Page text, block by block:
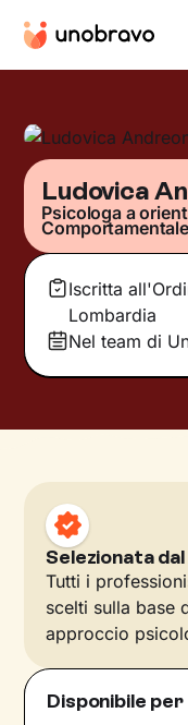
Ludovica
Psicologa a
Comportamentale
Iscritta
Lombardia
Nel team di
Selezionata
Tutti i
scelti sulla base
approccio
Disponibile per